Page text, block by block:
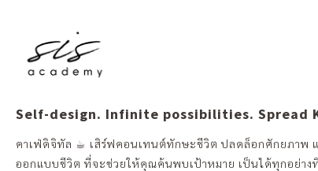
Self-design. Infinite possibilities. Spread
คาเฟ่ดิจิทัล ☕︎ เสิร์ฟคอนเทนต์ทักษะชีวิต ปลดล็อกศักยภาพ
ออกแบบชีวิต ที่จะช่วยให้คุณค้นพบเป้าหมาย เป็นได้ทุกอย่าง